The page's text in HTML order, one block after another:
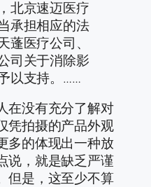
北京速迈医疗
承担相应的法
蓬医疗公司、
司关于消除影
以支持。……
在没有充分了解对
凭拍摄的产品外观
多的体现出一种放
说，就是缺乏严谨
但是，这至少不算